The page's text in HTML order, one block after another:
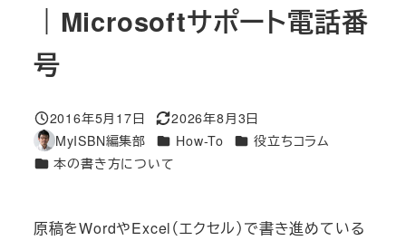
｜Microsoftサポート電話番
号
投稿日
2016年5月17日
更新日
2026年8月3日
著
者
MyISBN編集部 カテゴリー
How-To カテゴリー
役立ちコラム
カテゴリー
本の書き方について
原稿をWordやExcel（エクセル）で書き進めている